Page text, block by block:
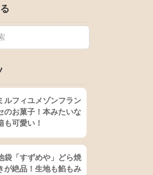
ルフィユメゾンフラン
のお菓子！本みたいな
も可愛い！
袋「すずめや」どら焼
が絶品！生地も餡もみ